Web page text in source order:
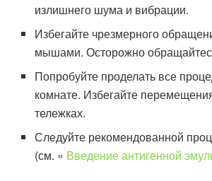
излишнего шума и вибрации.
Избегайте чрезмерного
мышами. Осторожно
Попробуйте проделать все
комнате. Избегайте
тележках.
Следуйте рекомендованной
(см. « Введение антигенной